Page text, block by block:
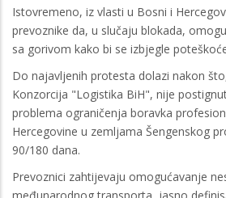
Istovremeno, iz vlasti u Bosni i
prevoznike da, u slučaju blokada,
sa gorivom kako bi se izbjegle
Do najavljenih protesta dolazi nakon
Konzorcija "Logistika BiH", nije
problema ograničenja boravka
Hercegovine u zemljama Šengenskog
90/180 dana.
Prevoznici zahtijevaju omogućavanje
međunarodnog transporta, jasno